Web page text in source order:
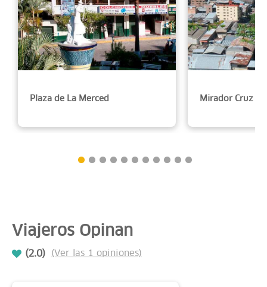
Plaza de La Merced Mirador Cruz
Viajeros Opinan
(2.0) (Ver las 1 opiniones)